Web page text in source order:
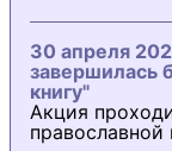
30 апреля
завершилась
книгу"
Акция
православной